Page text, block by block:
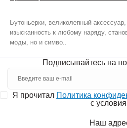
Бутоньерки, великолепный
изысканность к любому наряду,
моды, но и симво..
Подписывайтесь на
Я прочитал Политика
с
Наш